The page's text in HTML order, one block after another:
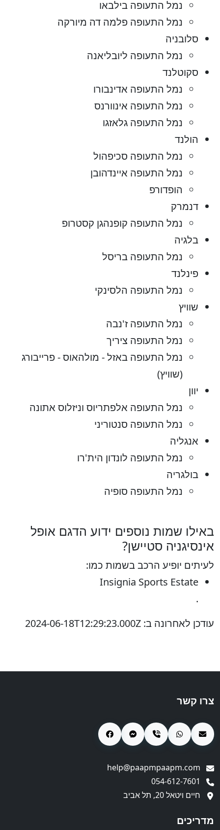
נמל התעופה בילבאו
נמל התעופה פלמה דה מיורקה
סלובניה
נמל התעופה ליובליאנה
סקוטלנד
נמל התעופה אדינבורו
נמל התעופה אינוורנס
נמל התעופה גלאזגו
הולנד
נמל התעופה סכיפהול
נמל התעופה איינדהובן
הופדורפ
דנמרק
נמל התעופה קופנהגן קסטרופ
בלגיה
נמל התעופה בריסל
פינלנד
נמל התעופה הלסינקי
שוויץ
נמל התעופה ז'נבה
נמל התעופה ציריך
נמל התעופה באזל - מולהאוס - פרייבורג
(שוויץ)
יוון
נמל התעופה אלפתריוס וניזלוס אתונה
נמל התעופה סנטוריני
אנגליה
נמל התעופה לונדון הית'רו
בולגריה
נמל התעופה סופיה
באילו שמות נוספים ידוע הדגם אופל
אינסיגניה סטיישן?
לעיתים יופיע הרכב בשמות כמו:
Insignia Sports Estate
.
עודכן לאחרונה ב: 2024-06-18T12:29:23.000Z
צרו קשר
חיים ויטאל 20, תל אביב
מדריכים